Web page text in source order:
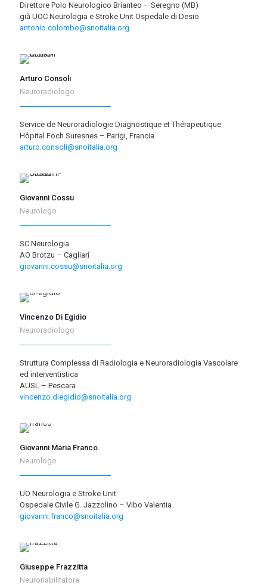
Direttore Polo Neurologico Brianteo – Seregno (MB)
già UOC Neurologia e Stroke Unit Ospedale di Desio
antonio.colombo@snoitalia.org
Arturo Consoli
Neuroradiologo
Service de Neuroradiologie Diagnostique et Thérapeutique
Hôpital Foch Suresnes – Parigi, Francia
arturo.consoli@snoitalia.org
Giovanni Cossu
Neurologo
SC Neurologia
AO Brotzu – Cagliari
giovanni.cossu@snoitalia.org
Vincenzo Di Egidio
Neuroradiologo
Struttura Complessa di Radiologia e Neuroradiologia Vascolare
ed interventistica
AUSL – Pescara
vincenzo.diegidio@snoitalia.org
Giovanni Maria Franco
Neurologo
UO Neurologia e Stroke Unit
Ospedale Civile G. Jazzolino – Vibo Valentia
giovanni.franco@snoitalia.org
Giuseppe Frazzitta
Neuroriabilitatore